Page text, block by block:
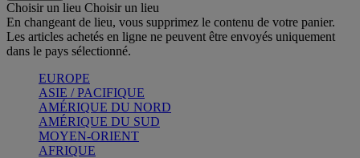
Choisir un lieu Choisir un lieu
En changeant de lieu, vous supprimez le contenu de votre panier.
Les articles achetés en ligne ne peuvent être envoyés uniquement
dans le pays sélectionné.
EUROPE
ASIE / PACIFIQUE
AMÉRIQUE DU NORD
AMÉRIQUE DU SUD
MOYEN-ORIENT
AFRIQUE